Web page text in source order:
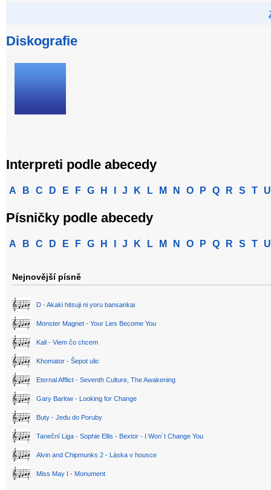
Diskografie
Interpreti podle abecedy
A B C D E F G H J K L M N O P Q R S T U
Písničky podle abecedy
A B C D E F G H J K L M N O P Q R S T U
Nejnovější písně
D - Akaki hitsuji ni yoru bansankai
Monster Magnet - Your Lies Become You
Kali - Viem čo chcem
Khomator - Šepot ulic
Eternal Afflict - Seventh Culture, The Awakening
Gary Barlow - Looking for Change
Buty - Jedu do Poruby
Taneční Liga - Sophie Ellis - Bextor - I Won´t Change You
Alvin and Chipmunks 2 - Láska v housce
Miss May I - Monument